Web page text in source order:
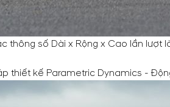
thông số Dài x Rộng x Cao lần
thiết kế Parametric Dynamics -